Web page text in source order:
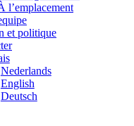
l’emplacement
et politique
Nederlands
English
Deutsch